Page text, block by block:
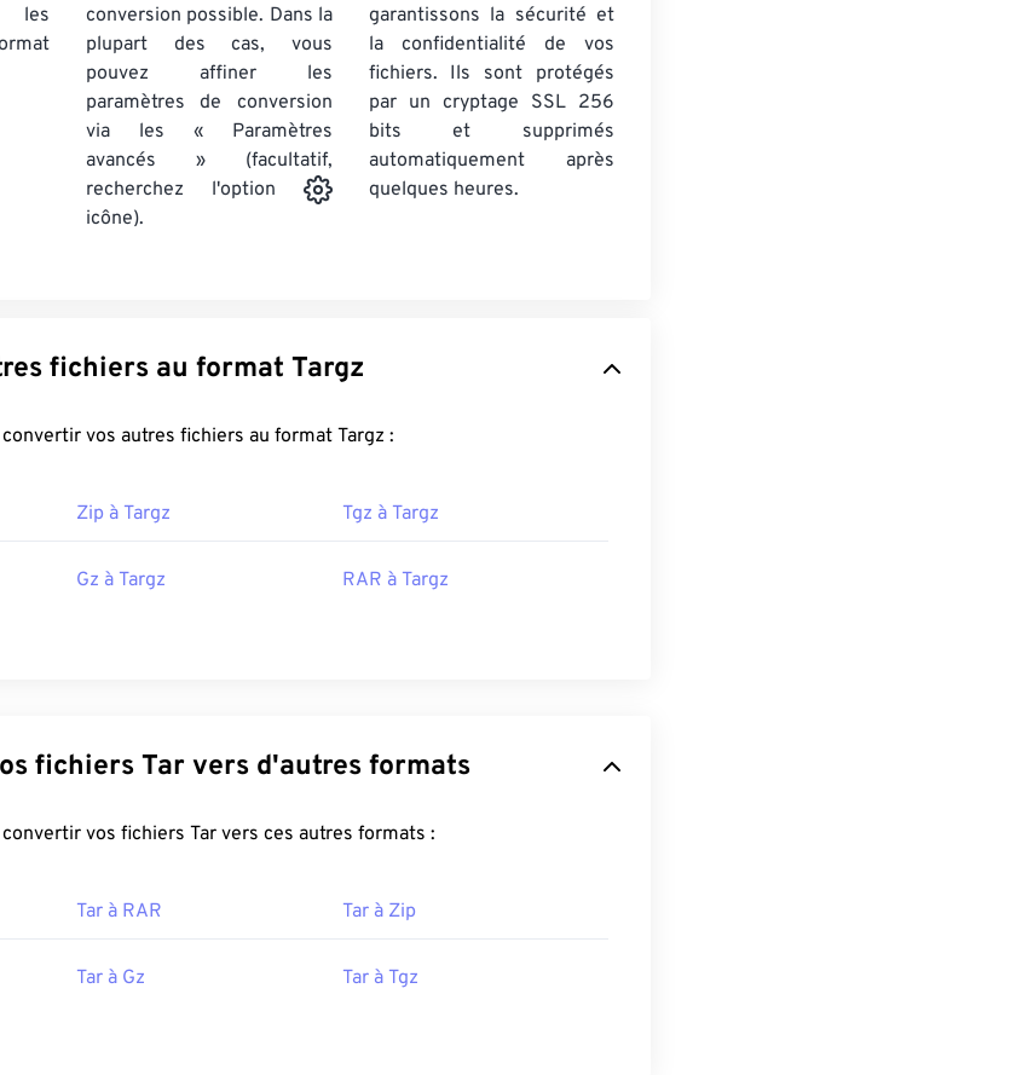
les
conversion possible. Dans la
plupart des cas, vous
pouvez affiner les
paramètres de conversion
via les « Paramètres
avancés » (facultatif,
recherchez l'option
icône).
garantissons la sécurité et
la confidentialité de vos
fichiers. Ils sont protégés
par un cryptage SSL 256
bits et supprimés
automatiquement après
quelques heures.
Convertir d'autres fichiers au format Targz
FreeConvert.com peut convertir vos autres fichiers au format Targz :
Zip à Targz Tgz à Targz
Gz à Targz RAR à Targz
Convertissez vos fichiers Tar vers d'autres formats
FreeConvert.com peut convertir vos fichiers Tar vers ces autres formats :
Tar à RAR Tar à Zip
Tar à Gz Tar à Tgz